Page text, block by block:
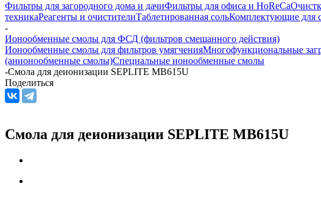
Фильтры для загородного дома и дачиФильтры для офиса и HoReCa
техникаРеагенты и очистителиТаблетированная сольКомплектующие для
-
Ионообменные смолы для ФСД (фильтров смешанного действия)
Ионообменные смолы для фильтров умягченияМногофункциональные
(анионообменные смолы)Специальные ионообменные смолы
-Смола для деионизации SEPLITE MB615U
Поделиться
Смола для деионизации SEPLITE MB615U